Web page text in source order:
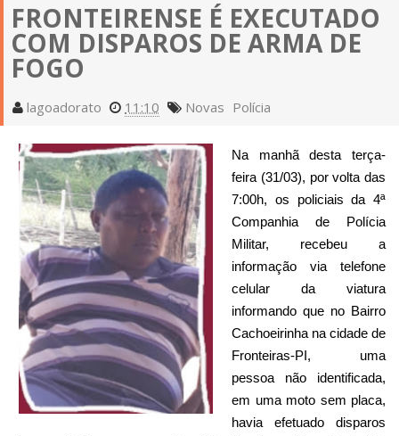
FRONTEIRENSE É EXECUTADO
COM DISPAROS DE ARMA DE
FOGO
lagoadorato 11:10 Novas Polícia
Na manhã desta terça-
feira (31/03), por volta das
7:00h, os policiais da 4ª
Companhia de Polícia
Militar, recebeu a
informação via telefone
celular da viatura
informando que no Bairro
Cachoeirinha na cidade de
Fronteiras-PI, uma
pessoa não identificada,
em uma moto sem placa,
havia efetuado disparos